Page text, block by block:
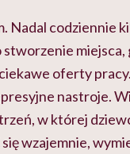
codziennie
miejsca,
oferty
nastroje.
w której
wzajemnie,